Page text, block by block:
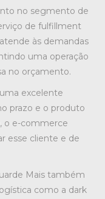
no segmento de
de fulfillment
às demandas
uma operação
no orçamento.
excelente
prazo e o produto
o e-commerce
esse cliente e de
Mais também
como a dark